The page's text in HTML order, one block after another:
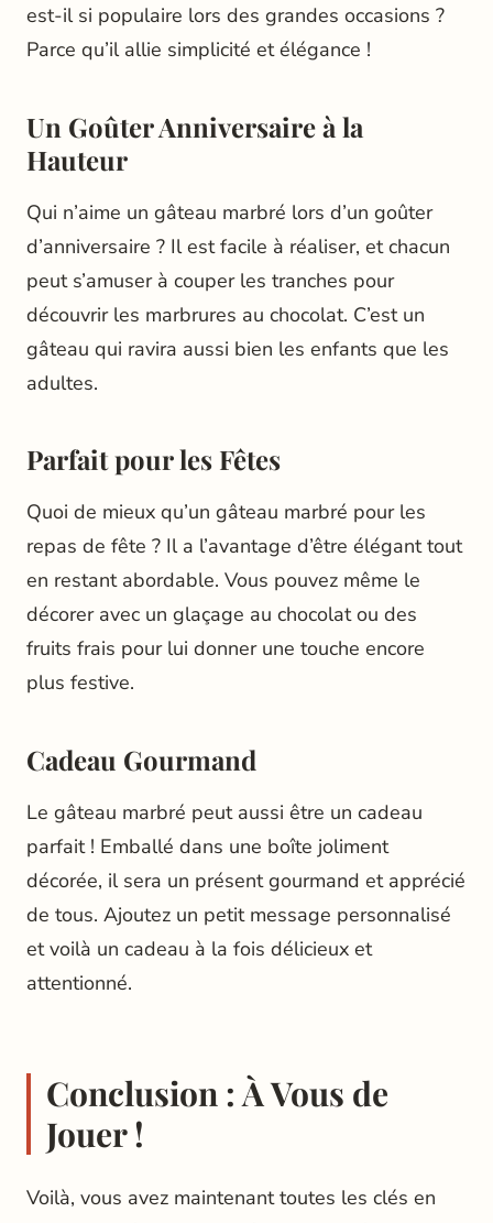
est-il si populaire lors des grandes occasions ?
Parce qu’il allie simplicité et élégance !
Un Goûter Anniversaire à la
Hauteur
Qui n’aime un gâteau marbré lors d’un goûter
d’anniversaire ? Il est facile à réaliser, et chacun
peut s’amuser à couper les tranches pour
découvrir les marbrures au chocolat. C’est un
gâteau qui ravira aussi bien les enfants que les
adultes.
Parfait pour les Fêtes
Quoi de mieux qu’un gâteau marbré pour les
repas de fête ? Il a l’avantage d’être élégant tout
en restant abordable. Vous pouvez même le
décorer avec un glaçage au chocolat ou des
fruits frais pour lui donner une touche encore
plus festive.
Cadeau Gourmand
Le gâteau marbré peut aussi être un cadeau
parfait ! Emballé dans une boîte joliment
décorée, il sera un présent gourmand et apprécié
de tous. Ajoutez un petit message personnalisé
et voilà un cadeau à la fois délicieux et
attentionné.
Conclusion : À Vous de
Jouer !
Voilà, vous avez maintenant toutes les clés en